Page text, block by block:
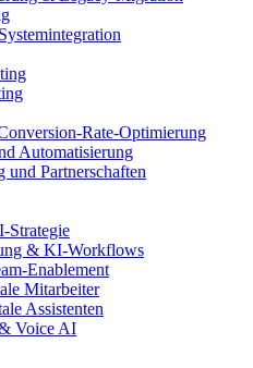
Rate-Optimierung
Automatisierung
Partnerschaften
Strategie
& KI-Workflows
Enablement
Mitarbeiter
Assistenten
Voice AI